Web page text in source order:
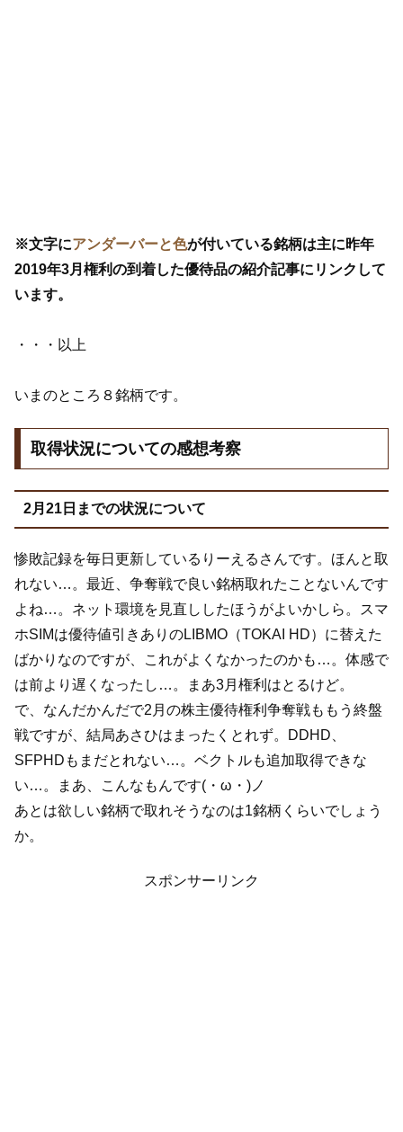
※文字にアンダーバーと色が付いている銘柄は主に昨年
2019年3月権利の到着した優待品の紹介記事にリンクして
います。
・・・以上
いまのところ８銘柄です。
取得状況についての感想考察
2月21日までの状況について
惨敗記録を毎日更新しているりーえるさんです。ほんと取
れない…。最近、争奪戦で良い銘柄取れたことないんです
よね…。ネット環境を見直ししたほうがよいかしら。スマ
ホSIMは優待値引きありのLIBMO（TOKAI HD）に替えた
ばかりなのですが、これがよくなかったのかも…。体感で
は前より遅くなったし…。まあ3月権利はとるけど。
で、なんだかんだで2月の株主優待権利争奪戦ももう終盤
戦ですが、結局あさひはまったくとれず。DDHD、
SFPHDもまだとれない…。ベクトルも追加取得できな
い…。まあ、こんなもんです(・ω・)ノ
あとは欲しい銘柄で取れそうなのは1銘柄くらいでしょう
か。
スポンサーリンク